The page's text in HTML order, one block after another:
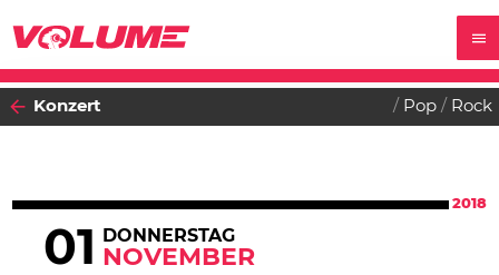
Konzert Pop Rock
2018
01 DONNERSTAG
NOVEMBER